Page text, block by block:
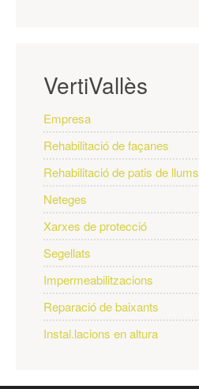
VertiVallès
Empresa
Rehabilitació de façanes
Rehabilitació de patis de llums
Neteges
Xarxes de protecció
Segellats
Impermeabilitzacions
Reparació de baixants
Instal.lacions en altura